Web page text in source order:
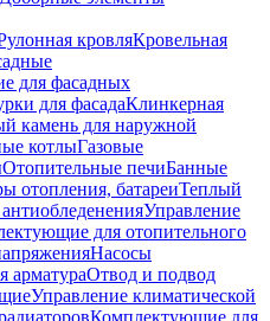
кровляКровельная
для фасадных
для фасадаКлинкерная
камень для наружной
котлыГазовые
Отопительные печиБанные
отопления, батареиТеплый
Управление
для отопительного
Насосы
арматураОтвод и подвод
Управление климатической
Комплектующие для